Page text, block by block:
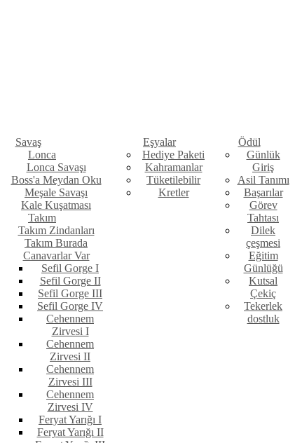
Savaş
Lonca
Lonca Savaşı
Boss'a Meydan Oku
Meşale Savaşı
Kale Kuşatması
Takım
Takım Zindanları
Takım Burada
Canavarlar Var
Sefil Gorge I
Sefil Gorge II
Sefil Gorge III
Sefil Gorge IV
Cehennem
Zirvesi I
Cehennem
Zirvesi II
Cehennem
Zirvesi III
Cehennem
Zirvesi IV
Feryat Yarığı I
Feryat Yarığı II
Eşyalar
Hediye Paketi
Kahramanlar
Tüketilebilir
Kretler
Ödül
Günlük
Giriş
Asil Tanımı
Başarılar
Görev
Tahtası
Dilek
çeşmesi
Eğitim
Günlüğü
Kutsal
Çekiç
Tekerlek
dostluk